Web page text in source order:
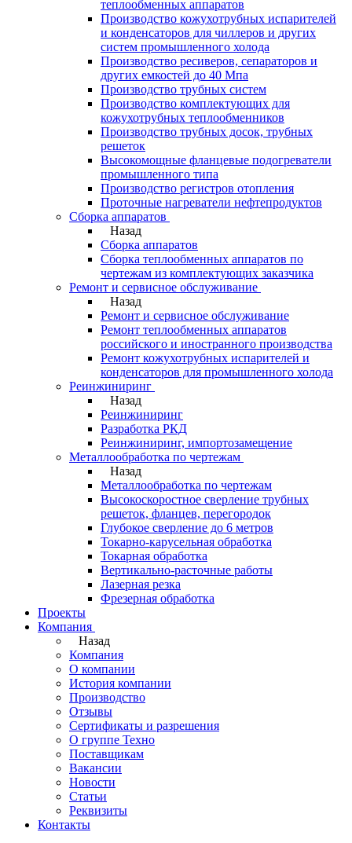
теплообменных аппаратов
Производство кожухотрубных испарителей
и конденсаторов для чиллеров и других
систем промышленного холода
Производство ресиверов, сепараторов и
других емкостей до 40 Мпа
Производство трубных систем
Производство комплектующих для
кожухотрубных теплообменников
Производство трубных досок, трубных
решеток
Высокомощные фланцевые подогреватели
промышленного типа
Производство регистров отопления
Проточные нагреватели нефтепродуктов
Сборка аппаратов
Назад
Сборка аппаратов
Сборка теплообменных аппаратов по
чертежам из комплектующих заказчика
Ремонт и сервисное обслуживание
Назад
Ремонт и сервисное обслуживание
Ремонт теплообменных аппаратов
российского и иностранного производства
Ремонт кожухотрубных испарителей и
конденсаторов для промышленного холода
Реинжиниринг
Назад
Реинжиниринг
Разработка РКД
Реинжиниринг, импортозамещение
Металлообработка по чертежам
Назад
Металлообработка по чертежам
Высокоскоростное сверление трубных
решеток, фланцев, перегородок
Глубокое сверление до 6 метров
Токарно-карусельная обработка
Токарная обработка
Вертикально-расточные работы
Лазерная резка
Фрезерная обработка
Проекты
Компания
Назад
Компания
О компании
История компании
Производство
Отзывы
Сертификаты и разрешения
О группе Техно
Поставщикам
Вакансии
Новости
Статьи
Реквизиты
Контакты